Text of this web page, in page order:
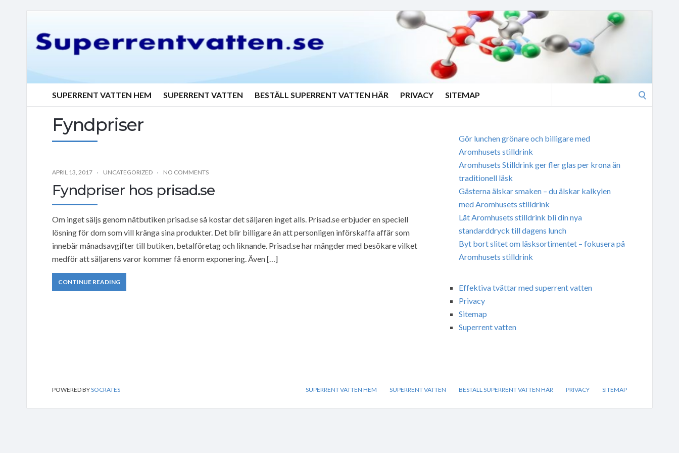
SUPERRENT VATTEN HEM SUPERRENT VATTEN BESTÄLL SUPERRENT VATTEN HÄR PRIVACY SITEMAP
Fyndpriser
APRIL 13, 2017 UNCATEGORIZED NO COMMENTS
Fyndpriser hos prisad.se
Om inget säljs genom nätbutiken prisad.se så kostar det säljaren inget alls. Prisad.se erbjuder en speciell
lösning för dom som vill kränga sina produkter. Det blir billigare än att personligen införskaffa affär som
innebär månadsavgifter till butiken, betalföretag och liknande. Prisad.se har mängder med besökare vilket
medför att säljarens varor kommer få enorm exponering. Även […]
CONTINUE READING
Gör lunchen grönare och billigare med
Aromhusets stilldrink
Aromhusets Stilldrink ger fler glas per krona än
traditionell läsk
Gästerna älskar smaken – du älskar kalkylen
med Aromhusets stilldrink
Låt Aromhusets stilldrink bli din nya
standarddryck till dagens lunch
Byt bort slitet om läsksortimentet – fokusera på
Aromhusets stilldrink
Effektiva tvättar med superrent vatten
Privacy
Sitemap
Superrent vatten
POWERED BYSOCRATES SUPERRENT VATTEN HEM SUPERRENT VATTEN BESTÄLL SUPERRENT VATTEN HÄR PRIVACY SITEMAP